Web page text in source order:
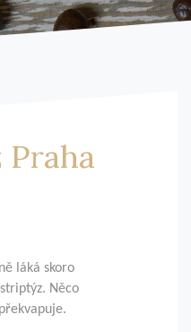
láká skoro
Něco